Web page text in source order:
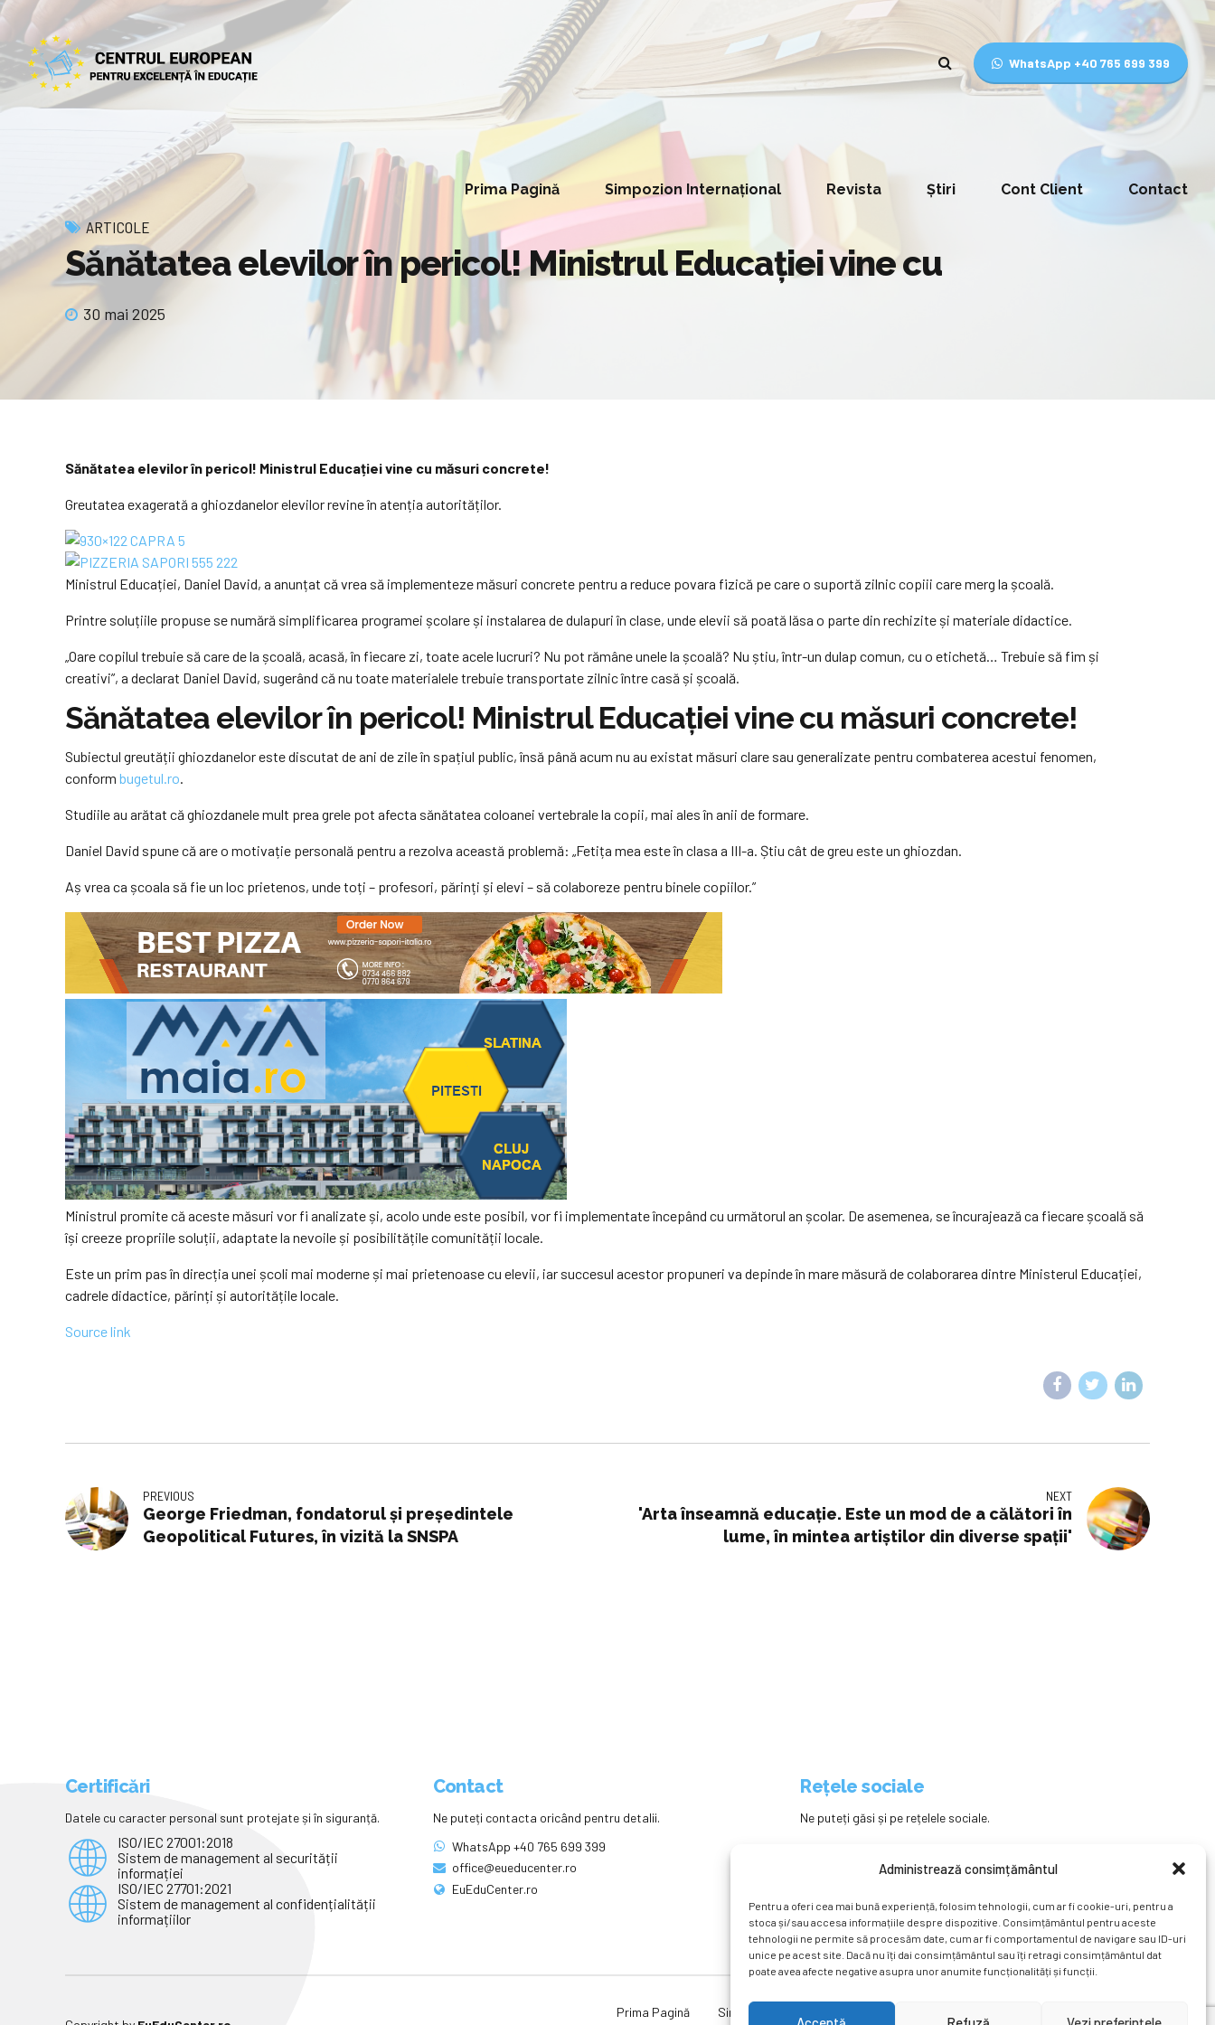
Administrează consimțământul
Pentru a oferi cea mai bună experiență, folosim tehnologii, cum ar fi cookie-uri, pentru a
stoca și/sau accesa informațiile despre dispozitive. Consimțământul pentru aceste
tehnologii ne permite să procesăm date, cum ar fi comportamentul de navigare sau ID-uri
unice pe acest site. Dacă nu îți dai consimțământul sau îți retragi consimțământul dat
poate avea afecte negative asupra unor anumite funcționalități și funcții.
WhatsApp +40 765 699 399
Prima Pagină Simpozion Internațional Revista Știri Cont Client Contact
ARTICOLE
Sănătatea elevilor în pericol! Ministrul Educației vine cu
30 mai 2025
Sănătatea elevilor în pericol! Ministrul Educației vine cu măsuri concrete!
Greutatea exagerată a ghiozdanelor elevilor revine în atenția autorităților.
Ministrul Educației, Daniel David, a anunțat că vrea să implementeze măsuri concrete pentru a reduce povara fizică pe care o suportă zilnic copiii care merg la școală.
Printre soluțiile propuse se numără simplificarea programei școlare și instalarea de dulapuri în clase, unde elevii să poată lăsa o parte din rechizite și materiale didactice.
„Oare copilul trebuie să care de la școală, acasă, în fiecare zi, toate acele lucruri? Nu pot rămâne unele la școală? Nu știu, într-un dulap comun, cu o etichetă… Trebuie să fim și
creativi”, a declarat Daniel David, sugerând că nu toate materialele trebuie transportate zilnic între casă și școală.
Sănătatea elevilor în pericol! Ministrul Educației vine cu măsuri concrete!
Subiectul greutății ghiozdanelor este discutat de ani de zile în spațiul public, însă până acum nu au existat măsuri clare sau generalizate pentru combaterea acestui fenomen,
conform bugetul.ro
Studiile au arătat că ghiozdanele mult prea grele pot afecta sănătatea coloanei vertebrale la copii, mai ales în anii de formare.
Daniel David spune că are o motivație personală pentru a rezolva această problemă: „Fetița mea este în clasa a III-a. Știu cât de greu este un ghiozdan.
Aș vrea ca școala să fie un loc prietenos, unde toți – profesori, părinți și elevi – să colaboreze pentru binele copiilor.”
Ministrul promite că aceste măsuri vor fi analizate și, acolo unde este posibil, vor fi implementate începând cu următorul an școlar. De asemenea, se încurajează ca fiecare școală să
își creeze propriile soluții, adaptate la nevoile și posibilitățile comunității locale.
Este un prim pas în direcția unei școli mai moderne și mai prietenoase cu elevii, iar succesul acestor propuneri va depinde în mare măsură de colaborarea dintre Ministerul Educației,
cadrele didactice, părinți și autoritățile locale.
Source link
PREVIOUS
George Friedman, fondatorul și președintele
Geopolitical Futures, în vizită la SNSPA
NEXT
'Arta înseamnă educaţie. Este un mod de a călători în
lume, în mintea artiştilor din diverse spaţii'
Certificări
Datele cu caracter personal sunt protejate și în siguranță.
ISO/IEC 27001:2018
Sistem de management al securității
informației
ISO/IEC 27701:2021
Sistem de management al confidențialității
informațiilor
Contact
Ne puteți contacta oricând pentru detalii.
WhatsApp +40 765 699 399
office@eueducenter.ro
EuEduCenter.ro
Rețele sociale
Ne puteți găsi și pe rețelele sociale.
Prima Pagină Simpozion Internațional